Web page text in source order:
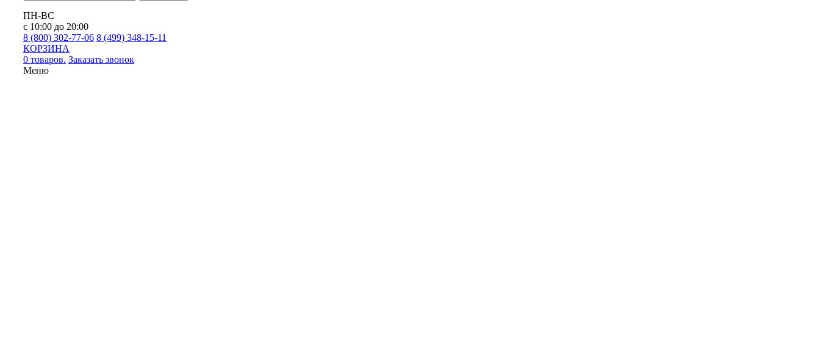
ПН-ВС
с 10:00 до 20:00
8 (800) 302-77-06 8 (499) 348-15-11
КОРЗИНА
0 товаров. Заказать звонок
Меню